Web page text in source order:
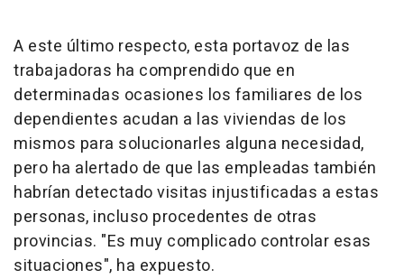
A este último respecto, esta portavoz de las
trabajadoras ha comprendido que en
determinadas ocasiones los familiares de los
dependientes acudan a las viviendas de los
mismos para solucionarles alguna necesidad,
pero ha alertado de que las empleadas también
habrían detectado visitas injustificadas a estas
personas, incluso procedentes de otras
provincias. "Es muy complicado controlar esas
situaciones", ha expuesto.